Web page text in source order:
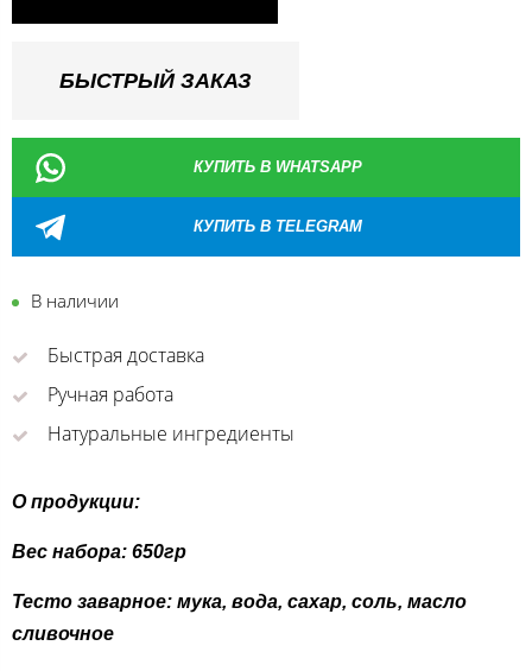
БЫСТРЫЙ ЗАКАЗ
КУПИТЬ В WHATSAPP
КУПИТЬ В TELEGRAM
В наличии
Быстрая доставка
Ручная работа
Натуральные ингредиенты
О продукции:
Вес набора: 650гр
Тесто заварное: мука, вода, сахар, соль, масло
сливочное